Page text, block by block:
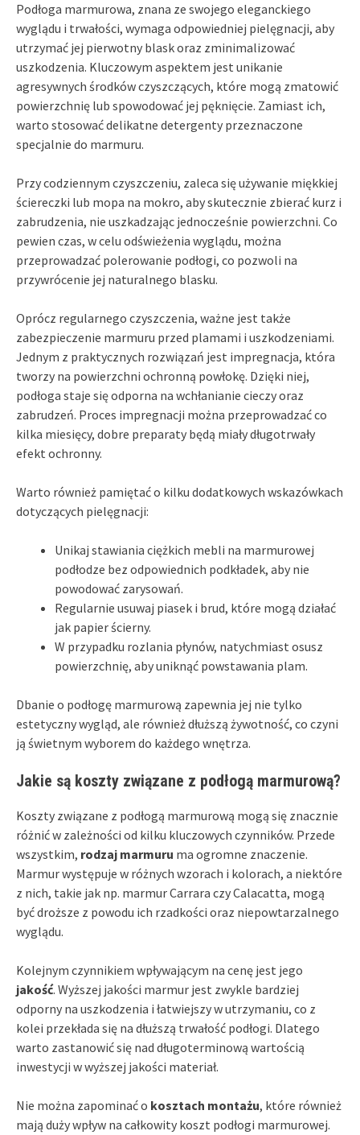
Podłoga marmurowa, znana ze swojego eleganckiego
wyglądu i trwałości, wymaga odpowiedniej pielęgnacji, aby
utrzymać jej pierwotny blask oraz zminimalizować
uszkodzenia. Kluczowym aspektem jest unikanie
agresywnych środków czyszczących, które mogą zmatowić
powierzchnię lub spowodować jej pęknięcie. Zamiast ich,
warto stosować delikatne detergenty przeznaczone
specjalnie do marmuru.
Przy codziennym czyszczeniu, zaleca się używanie miękkiej
ściereczki lub mopa na mokro, aby skutecznie zbierać kurz i
zabrudzenia, nie uszkadzając jednocześnie powierzchni. Co
pewien czas, w celu odświeżenia wyglądu, można
przeprowadzać polerowanie podłogi, co pozwoli na
przywrócenie jej naturalnego blasku.
Oprócz regularnego czyszczenia, ważne jest także
zabezpieczenie marmuru przed plamami i uszkodzeniami.
Jednym z praktycznych rozwiązań jest impregnacja, która
tworzy na powierzchni ochronną powłokę. Dzięki niej,
podłoga staje się odporna na wchłanianie cieczy oraz
zabrudzeń. Proces impregnacji można przeprowadzać co
kilka miesięcy, dobre preparaty będą miały długotrwały
efekt ochronny.
Warto również pamiętać o kilku dodatkowych wskazówkach
dotyczących pielęgnacji:
Unikaj stawiania ciężkich mebli na marmurowej
podłodze bez odpowiednich podkładek, aby nie
powodować zarysowań.
Regularnie usuwaj piasek i brud, które mogą działać
jak papier ścierny.
W przypadku rozlania płynów, natychmiast osusz
powierzchnię, aby uniknąć powstawania plam.
Dbanie o podłogę marmurową zapewnia jej nie tylko
estetyczny wygląd, ale również dłuższą żywotność, co czyni
ją świetnym wyborem do każdego wnętrza.
Jakie są koszty związane z podłogą marmurową?
Koszty związane z podłogą marmurową mogą się znacznie
różnić w zależności od kilku kluczowych czynników. Przede
wszystkim, rodzaj marmuru ma ogromne znaczenie.
Marmur występuje w różnych wzorach i kolorach, a niektóre
z nich, takie jak np. marmur Carrara czy Calacatta, mogą
być droższe z powodu ich rzadkości oraz niepowtarzalnego
wyglądu.
Kolejnym czynnikiem wpływającym na cenę jest jego
jakość. Wyższej jakości marmur jest zwykle bardziej
odporny na uszkodzenia i łatwiejszy w utrzymaniu, co z
kolei przekłada się na dłuższą trwałość podłogi. Dlatego
warto zastanowić się nad długoterminową wartością
inwestycji w wyższej jakości materiał.
Nie można zapominać o kosztach montażu, które również
mają duży wpływ na całkowity koszt podłogi marmurowej.